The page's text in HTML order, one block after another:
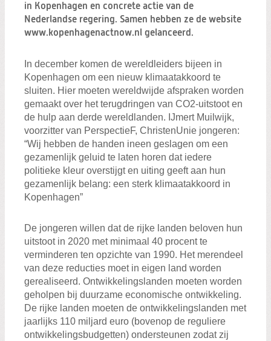
Zoeken:
in Kopenhagen en concrete actie van de
Nederlandse regering. Samen hebben ze de website
www.kopenhagenactnow.nl gelanceerd.
In december komen de wereldleiders bijeen in
Kopenhagen om een nieuw klimaatakkoord te
sluiten. Hier moeten wereldwijde afspraken worden
gemaakt over het terugdringen van CO2-uitstoot en
de hulp aan derde wereldlanden. IJmert Muilwijk,
voorzitter van PerspectieF, ChristenUnie jongeren:
“Wij hebben de handen ineen geslagen om een
gezamenlijk geluid te laten horen dat iedere
politieke kleur overstijgt en uiting geeft aan hun
gezamenlijk belang: een sterk klimaatakkoord in
Kopenhagen”
De jongeren willen dat de rijke landen beloven hun
uitstoot in 2020 met minimaal 40 procent te
verminderen ten opzichte van 1990. Het merendeel
van deze reducties moet in eigen land worden
gerealiseerd. Ontwikkelingslanden moeten worden
geholpen bij duurzame economische ontwikkeling.
De rijke landen moeten de ontwikkelingslanden met
jaarlijks 110 miljard euro (bovenop de reguliere
ontwikkelingsbudgetten) ondersteunen zodat zij